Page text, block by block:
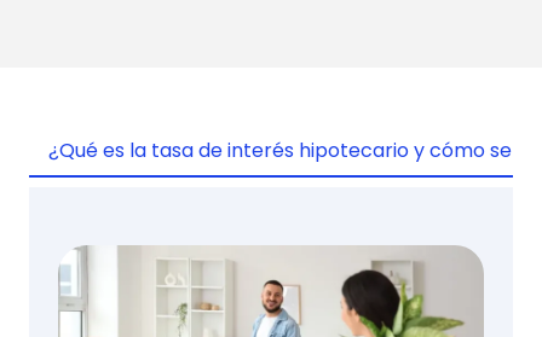
¿Qué es la tasa de interés hipotecario y cómo se